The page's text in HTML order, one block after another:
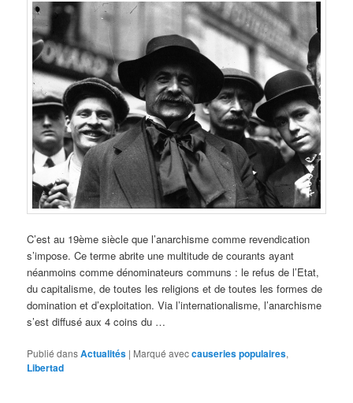
C’est au 19ème siècle que l’anarchisme comme revendication
s’impose. Ce terme abrite une multitude de courants ayant
néanmoins comme dénominateurs communs : le refus de l’Etat,
du capitalisme, de toutes les religions et de toutes les formes de
domination et d’exploitation. Via l’internationalisme, l’anarchisme
s’est diffusé aux 4 coins du …
Publié dansActualités | Marqué aveccauseries populaires,
Libertad